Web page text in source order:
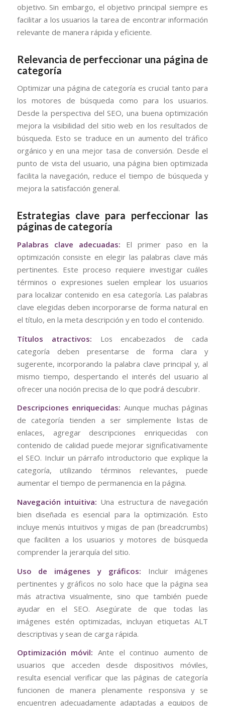
objetivo. Sin embargo, el objetivo principal siempre es
facilitar a los usuarios la tarea de encontrar información
relevante de manera rápida y eficiente.
Relevancia de perfeccionar una página de
categoría
Optimizar una página de categoría es crucial tanto para
los motores de búsqueda como para los usuarios.
Desde la perspectiva del SEO, una buena optimización
mejora la visibilidad del sitio web en los resultados de
búsqueda. Esto se traduce en un aumento del tráfico
orgánico y en una mejor tasa de conversión. Desde el
punto de vista del usuario, una página bien optimizada
facilita la navegación, reduce el tiempo de búsqueda y
mejora la satisfacción general.
Estrategias clave para perfeccionar las
páginas de categoría
Palabras clave adecuadas: El primer paso en la
optimización consiste en elegir las palabras clave más
pertinentes. Este proceso requiere investigar cuáles
términos o expresiones suelen emplear los usuarios
para localizar contenido en esa categoría. Las palabras
clave elegidas deben incorporarse de forma natural en
el título, en la meta descripción y en todo el contenido.
Títulos atractivos: Los encabezados de cada
categoría deben presentarse de forma clara y
sugerente, incorporando la palabra clave principal y, al
mismo tiempo, despertando el interés del usuario al
ofrecer una noción precisa de lo que podrá descubrir.
Descripciones enriquecidas: Aunque muchas páginas
de categoría tienden a ser simplemente listas de
enlaces, agregar descripciones enriquecidas con
contenido de calidad puede mejorar significativamente
el SEO. Incluir un párrafo introductorio que explique la
categoría, utilizando términos relevantes, puede
aumentar el tiempo de permanencia en la página.
Navegación intuitiva: Una estructura de navegación
bien diseñada es esencial para la optimización. Esto
incluye menús intuitivos y migas de pan (breadcrumbs)
que faciliten a los usuarios y motores de búsqueda
comprender la jerarquía del sitio.
Uso de imágenes y gráficos: Incluir imágenes
pertinentes y gráficos no solo hace que la página sea
más atractiva visualmente, sino que también puede
ayudar en el SEO. Asegúrate de que todas las
imágenes estén optimizadas, incluyan etiquetas ALT
descriptivas y sean de carga rápida.
Optimización móvil: Ante el continuo aumento de
usuarios que acceden desde dispositivos móviles,
resulta esencial verificar que las páginas de categoría
funcionen de manera plenamente responsiva y se
encuentren adecuadamente adaptadas a equipos de